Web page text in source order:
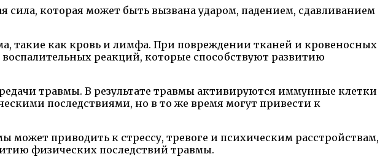
которая может быть вызвана ударом, падением, сдавливанием
такие как кровь и лимфа. При повреждении тканей и кровеносных
реакций, которые способствуют развитию
травмы. В результате травмы активируются иммунные клетки
последствиями, но в то же время могут привести к
приводить к стрессу, тревоге и психическим расстройствам,
физических последствий травмы.